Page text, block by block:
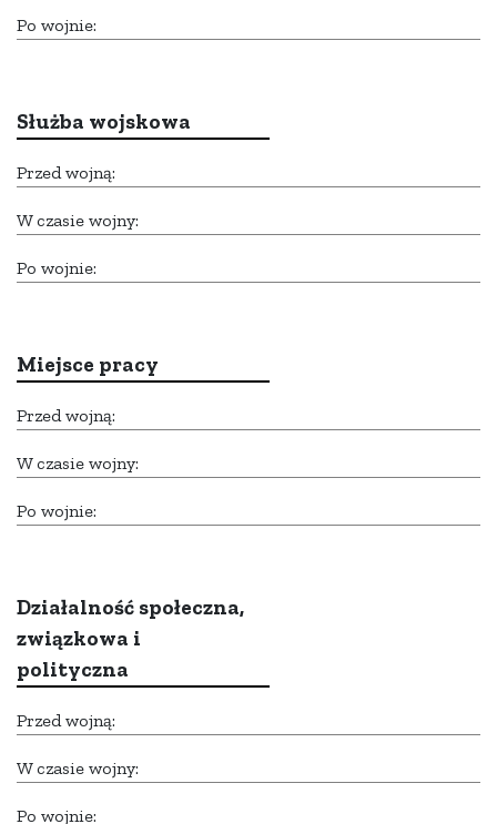
Po wojnie:
Służba wojskowa
Przed wojną:
W czasie wojny:
Po wojnie:
Miejsce pracy
Przed wojną:
W czasie wojny:
Po wojnie:
Działalność społeczna,
związkowa i
polityczna
Przed wojną:
W czasie wojny:
Po wojnie: